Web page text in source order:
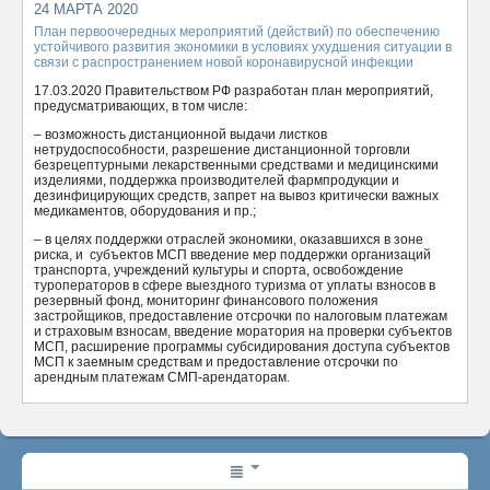
24 МАРТА 2020
План первоочередных мероприятий (действий) по обеспечению
устойчивого развития экономики в условиях ухудшения ситуации в
связи с распространением новой коронавирусной инфекции
17.03.2020 Правительством РФ разработан план мероприятий,
предусматривающих, в том числе:
– возможность дистанционной выдачи листков
нетрудоспособности, разрешение дистанционной торговли
безрецептурными лекарственными средствами и медицинскими
изделиями, поддержка производителей фармпродукции и
дезинфицирующих средств, запрет на вывоз критически важных
медикаментов, оборудования и пр.;
– в целях поддержки отраслей экономики, оказавшихся в зоне
риска, и субъектов МСП введение мер поддержки организаций
транспорта, учреждений культуры и спорта, освобождение
туроператоров в сфере выездного туризма от уплаты взносов в
резервный фонд, мониторинг финансового положения
застройщиков, предоставление отсрочки по налоговым платежам
и страховым взносам, введение моратория на проверки субъектов
МСП, расширение программы субсидирования доступа субъектов
МСП к заемным средствам и предоставление отсрочки по
арендным платежам СМП-арендаторам.
ОТПРАВИТЬ